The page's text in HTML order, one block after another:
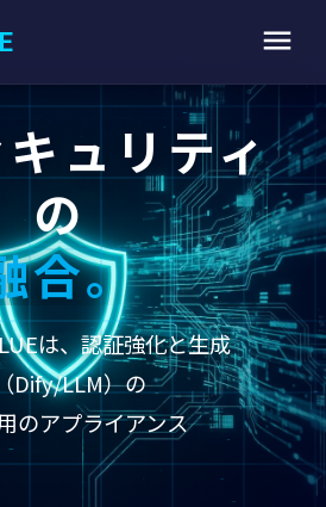
ュリティ
の
合。
は、認証強化と生成
Dify/LLM）の
のアプライアンス